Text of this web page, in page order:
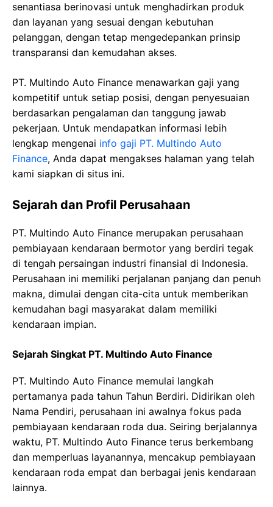
senantiasa berinovasi untuk menghadirkan produk
dan layanan yang sesuai dengan kebutuhan
pelanggan, dengan tetap mengedepankan prinsip
transparansi dan kemudahan akses.
PT. Multindo Auto Finance menawarkan gaji yang
kompetitif untuk setiap posisi, dengan penyesuaian
berdasarkan pengalaman dan tanggung jawab
pekerjaan. Untuk mendapatkan informasi lebih
lengkap mengenai info gaji PT. Multindo Auto
Finance, Anda dapat mengakses halaman yang telah
kami siapkan di situs ini.
Sejarah dan Profil Perusahaan
PT. Multindo Auto Finance merupakan perusahaan
pembiayaan kendaraan bermotor yang berdiri tegak
di tengah persaingan industri finansial di Indonesia.
Perusahaan ini memiliki perjalanan panjang dan penuh
makna, dimulai dengan cita-cita untuk memberikan
kemudahan bagi masyarakat dalam memiliki
kendaraan impian.
Sejarah Singkat PT. Multindo Auto Finance
PT. Multindo Auto Finance memulai langkah
pertamanya pada tahun Tahun Berdiri. Didirikan oleh
Nama Pendiri, perusahaan ini awalnya fokus pada
pembiayaan kendaraan roda dua. Seiring berjalannya
waktu, PT. Multindo Auto Finance terus berkembang
dan memperluas layanannya, mencakup pembiayaan
kendaraan roda empat dan berbagai jenis kendaraan
lainnya.